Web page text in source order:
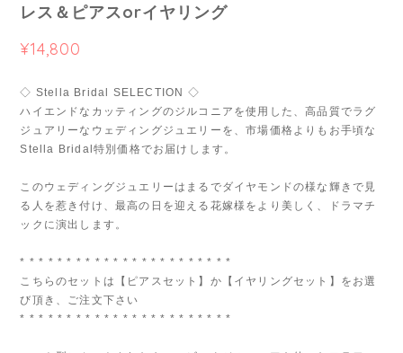
レス＆ピアスorイヤリング
¥14,800
◇ Stella Bridal SELECTION ◇
ハイエンドなカッティングのジルコニアを使用した、高品質でラグ
ジュアリーなウェディングジュエリーを、市場価格よりもお手頃な
Stella Bridal特別価格でお届けします。
このウェディングジュエリーはまるでダイヤモンドの様な輝きで見
る人を惹き付け、最高の日を迎える花嫁様をより美しく、ドラマチ
ックに演出します。
* * * * * * * * * * * * * * * * * * * * * * *
こちらのセットは【ピアスセット】か【イヤリングセット】をお選
び頂き、ご注文下さい
* * * * * * * * * * * * * * * * * * * * * * *